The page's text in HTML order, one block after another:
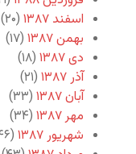
اسفند ۱۳۸۷
(۲۰)
بهمن ۱۳۸۷
(۱۷)
دی ۱۳۸۷
(۱۸)
آذر ۱۳۸۷
(۲۱)
آبان ۱۳۸۷
(۳۳)
مهر ۱۳۸۷
(۳۴)
شهریور ۱۳۸۷
(۴۶)